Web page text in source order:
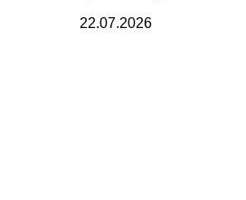
22.07.2026